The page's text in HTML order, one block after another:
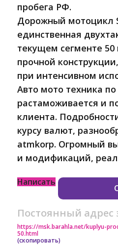
пробега РФ.
Дорожный мотоцикл
единственная
текущем сегменте 50
прочной
при интенсивном
Авто мото техника
растаможивается и
клиента.
курсу валют,
atmkorp. Огромный
и модификаций,
Написать
Постоянный адрес
https://msk.barahla.net/kuplyu-
50.html
(скопировать)